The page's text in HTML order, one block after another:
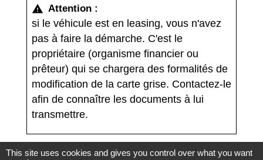
warning Attention :
si le véhicule est en leasing, vous n'avez
pas à faire la démarche. C'est le
propriétaire (organisme financier ou
prêteur) qui se chargera des formalités de
modification de la carte grise. Contactez-le
afin de connaître les documents à lui
transmettre.
This site uses cookies and gives you control over what you want